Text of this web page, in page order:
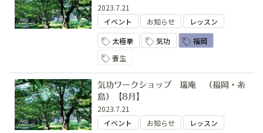
2023.7.21
イベント
お知らせ
レッスン
太極拳
気功
福岡
養生
気功ワークショップ 瑞庵 （福岡・糸
島）【8月】
2023.7.21
イベント
お知らせ
レッスン